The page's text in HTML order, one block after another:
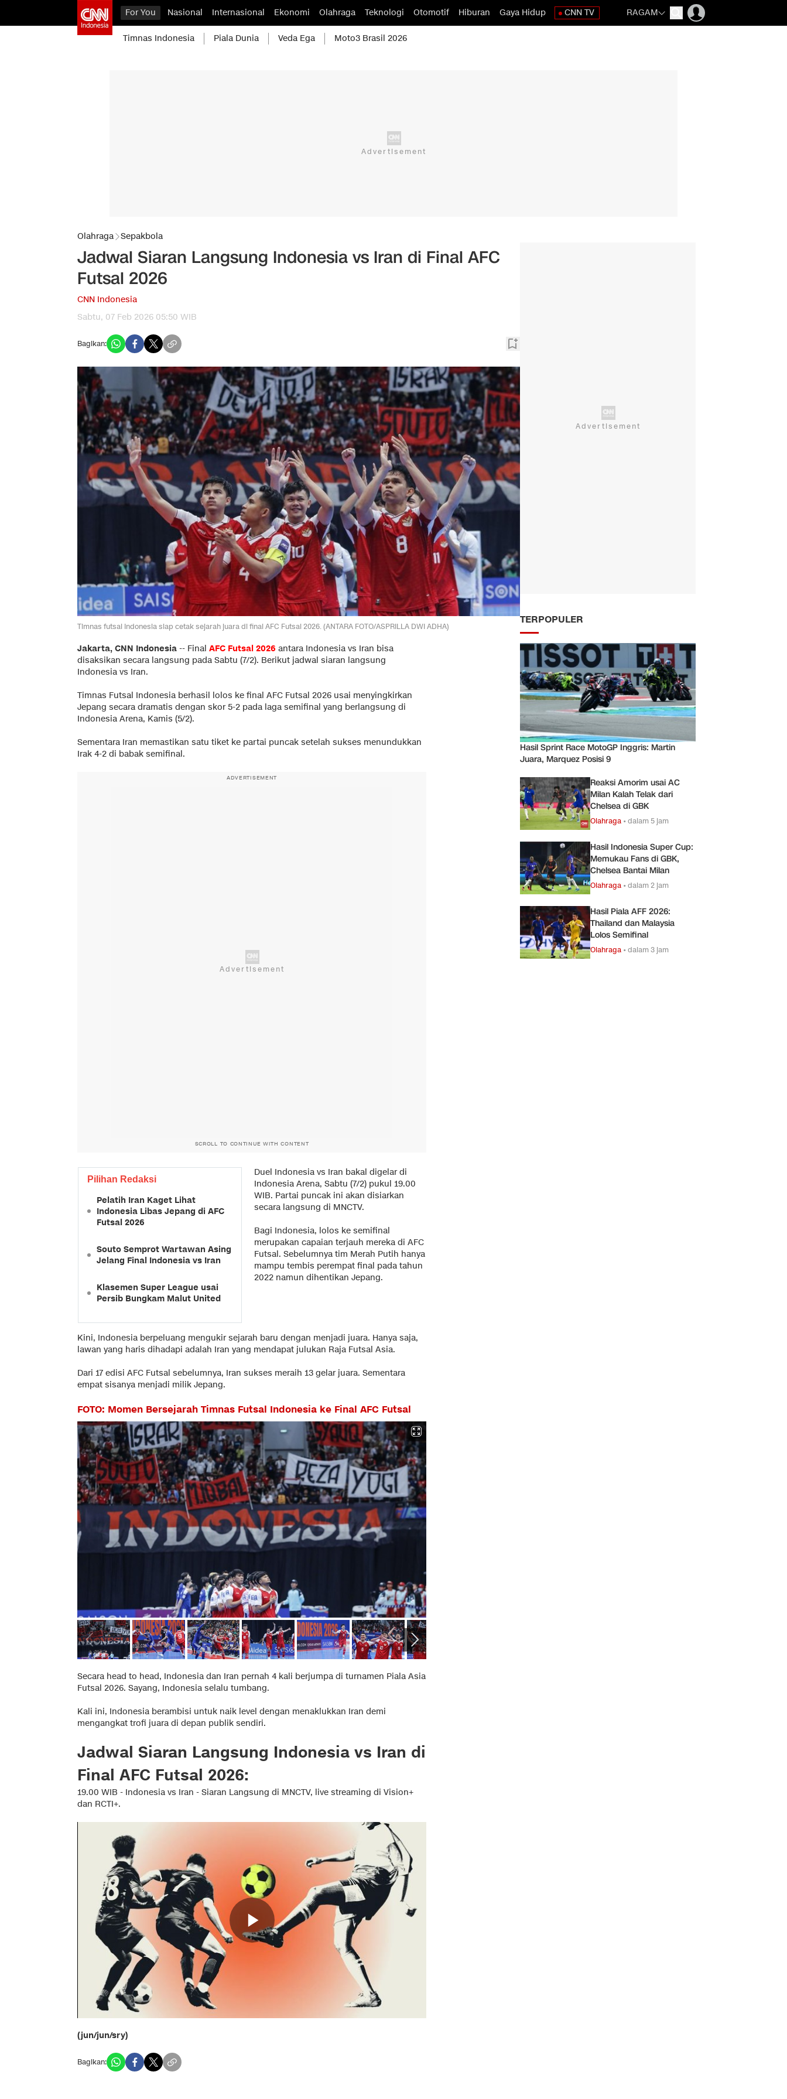
For You Nasional Internasional Ekonomi Olahraga Teknologi Otomotif Hiburan Gaya Hidup CNN TV RAGAM
Timnas Indonesia Piala Dunia Veda Ega Moto3 Brasil 2026
Olahraga Sepakbola
Jadwal Siaran Langsung Indonesia vs Iran di Final AFC
Futsal 2026
CNN Indonesia
Sabtu, 07 Feb 2026 05:50 WIB
Bagikan:
Timnas futsal Indonesia siap cetak sejarah juara di final AFC Futsal 2026. (ANTARA FOTO/ASPRILLA DWI ADHA)
Jakarta, CNN Indonesia -- Final AFC Futsal 2026 antara Indonesia vs Iran bisa
disaksikan secara langsung pada Sabtu (7/2). Berikut jadwal siaran langsung
Indonesia vs Iran.
Timnas Futsal Indonesia berhasil lolos ke final AFC Futsal 2026 usai menyingkirkan
Jepang secara dramatis dengan skor 5-2 pada laga semifinal yang berlangsung di
Indonesia Arena, Kamis (5/2).
Sementara Iran memastikan satu tiket ke partai puncak setelah sukses menundukkan
Irak 4-2 di babak semifinal.
ADVERTISEMENT
SCROLL TO CONTINUE WITH CONTENT
Pilihan Redaksi
Pelatih Iran Kaget Lihat
Indonesia Libas Jepang di AFC
Futsal 2026
Souto Semprot Wartawan Asing
Jelang Final Indonesia vs Iran
Klasemen Super League usai
Persib Bungkam Malut United
Duel Indonesia vs Iran bakal digelar di
Indonesia Arena, Sabtu (7/2) pukul 19.00
WIB. Partai puncak ini akan disiarkan
secara langsung di MNCTV.
Bagi Indonesia, lolos ke semifinal
merupakan capaian terjauh mereka di AFC
Futsal. Sebelumnya tim Merah Putih hanya
mampu tembis perempat final pada tahun
2022 namun dihentikan Jepang.
Kini, Indonesia berpeluang mengukir sejarah baru dengan menjadi juara. Hanya saja,
lawan yang haris dihadapi adalah Iran yang mendapat julukan Raja Futsal Asia.
Dari 17 edisi AFC Futsal sebelumnya, Iran sukses meraih 13 gelar juara. Sementara
empat sisanya menjadi milik Jepang.
FOTO: Momen Bersejarah Timnas Futsal Indonesia ke Final AFC Futsal
Secara head to head, Indonesia dan Iran pernah 4 kali berjumpa di turnamen Piala Asia
Futsal 2026. Sayang, Indonesia selalu tumbang.
Kali ini, Indonesia berambisi untuk naik level dengan menaklukkan Iran demi
mengangkat trofi juara di depan publik sendiri.
Jadwal Siaran Langsung Indonesia vs Iran di
Final AFC Futsal 2026:
19.00 WIB - Indonesia vs Iran - Siaran Langsung di MNCTV, live streaming di Vision+
dan RCTI+.
(jun/jun/sry)
Bagikan:
TERPOPULER
Hasil Sprint Race MotoGP Inggris: Martin
Juara, Marquez Posisi 9
Reaksi Amorim usai AC
Milan Kalah Telak dari
Chelsea di GBK
Olahraga •dalam 5 jam
Hasil Indonesia Super Cup:
Memukau Fans di GBK,
Chelsea Bantai Milan
Olahraga •dalam 2 jam
Hasil Piala AFF 2026:
Thailand dan Malaysia
Lolos Semifinal
Olahraga •dalam 3 jam